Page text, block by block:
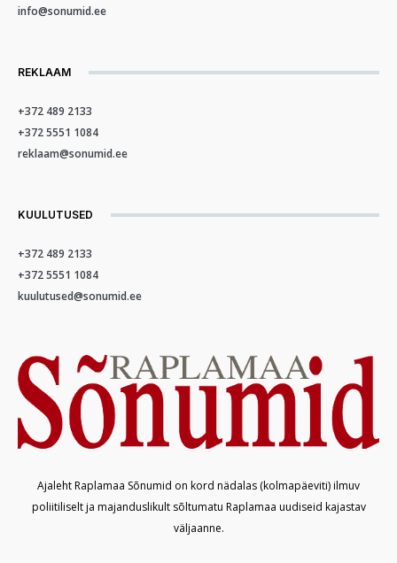
info@sonumid.ee
REKLAAM
+372 489 2133
+372 5551 1084
reklaam@sonumid.ee
KUULUTUSED
+372 489 2133
+372 5551 1084
kuulutused@sonumid.ee
Ajaleht Raplamaa Sõnumid on kord nädalas (kolmapäeviti) ilmuv
poliitiliselt ja majanduslikult sõltumatu Raplamaa uudiseid kajastav
väljaanne.